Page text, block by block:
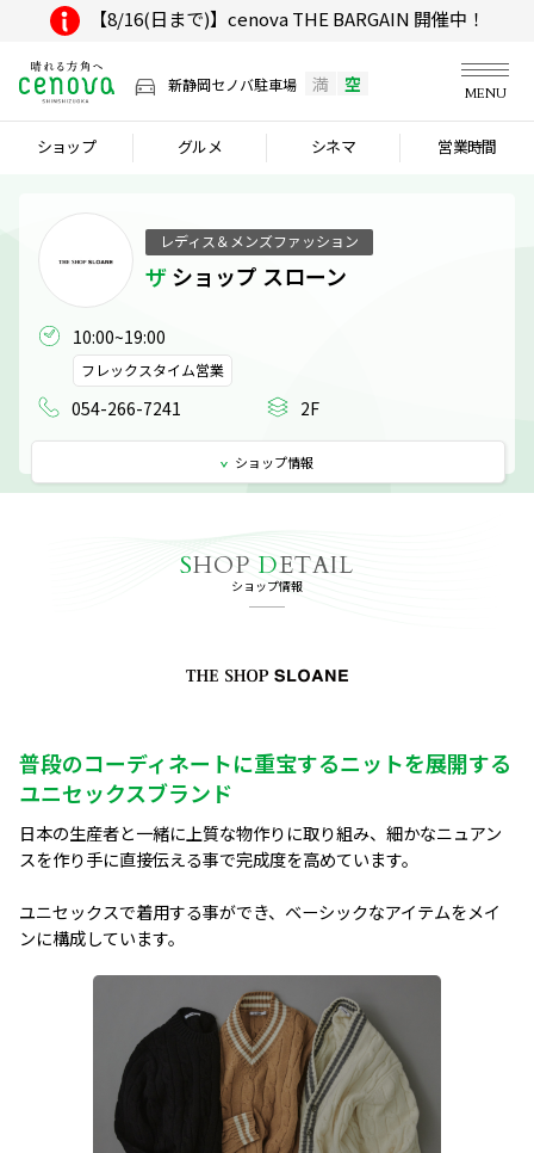
【8/16(日まで)】cenova THE BARGAIN 開催中！
新静岡セノバ駐車場 満 空 MENU
ショップ グルメ シネマ 営業時間
レディス＆メンズファッション
ザ ショップ スローン
10:00~19:00
フレックスタイム営業
054-266-7241 2F
ショップ情報
SHOP DETAIL
ショップ情報
普段のコーディネートに重宝するニットを展開する
ユニセックスブランド
日本の生産者と一緒に上質な物作りに取り組み、細かなニュアン
スを作り手に直接伝える事で完成度を高めています。
ユニセックスで着用する事ができ、ベーシックなアイテムをメイ
ンに構成しています。